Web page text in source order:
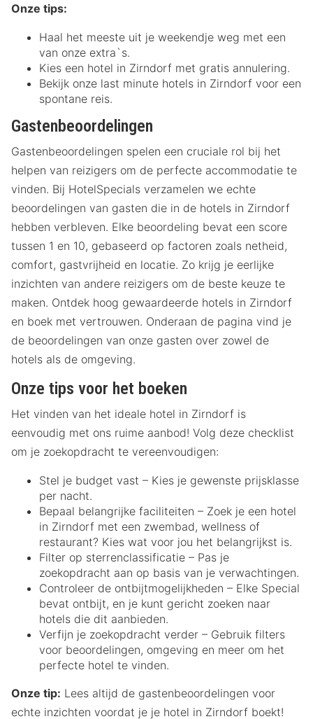
Onze tips:
Haal het meeste uit je weekendje weg met een
van onze extra`s.
Kies een hotel in Zirndorf met gratis annulering.
Bekijk onze last minute hotels in Zirndorf voor een
spontane reis.
Gastenbeoordelingen
Gastenbeoordelingen spelen een cruciale rol bij het
helpen van reizigers om de perfecte accommodatie te
vinden. Bij HotelSpecials verzamelen we echte
beoordelingen van gasten die in de hotels in Zirndorf
hebben verbleven. Elke beoordeling bevat een score
tussen 1 en 10, gebaseerd op factoren zoals netheid,
comfort, gastvrijheid en locatie. Zo krijg je eerlijke
inzichten van andere reizigers om de beste keuze te
maken. Ontdek hoog gewaardeerde hotels in Zirndorf
en boek met vertrouwen. Onderaan de pagina vind je
de beoordelingen van onze gasten over zowel de
hotels als de omgeving.
Onze tips voor het boeken
Het vinden van het ideale hotel in Zirndorf is
eenvoudig met ons ruime aanbod! Volg deze checklist
om je zoekopdracht te vereenvoudigen:
Stel je budget vast – Kies je gewenste prijsklasse
per nacht.
Bepaal belangrijke faciliteiten – Zoek je een hotel
in Zirndorf met een zwembad, wellness of
restaurant? Kies wat voor jou het belangrijkst is.
Filter op sterrenclassificatie – Pas je
zoekopdracht aan op basis van je verwachtingen.
Controleer de ontbijtmogelijkheden – Elke Special
bevat ontbijt, en je kunt gericht zoeken naar
hotels die dit aanbieden.
Verfijn je zoekopdracht verder – Gebruik filters
voor beoordelingen, omgeving en meer om het
perfecte hotel te vinden.
Onze tip: Lees altijd de gastenbeoordelingen voor
echte inzichten voordat je je hotel in Zirndorf boekt!